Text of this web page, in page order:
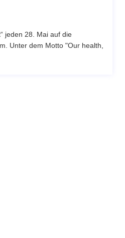
jeden 28. Mai auf die
Unter dem Motto "Our health,